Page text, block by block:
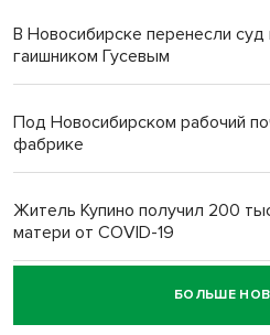
В Новосибирске перенесли
гаишником Гусевым
Под Новосибирском рабочий
фабрике
Житель Купино получил 200
матери от COVID-19
Новосибирский суд наказал
пенсионерки на вокзале
БОЛЬШЕ